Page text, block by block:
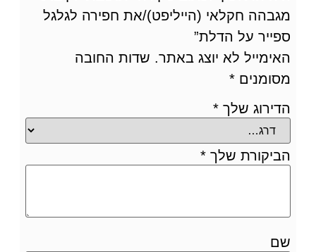
מגבהה חקלאי (הייליפט)/את חפירה לגלגל
ספייר על הדלת”
האימייל לא יוצג באתר. שדות החובה
מסומנים *
הדירוג שלך *
הביקורת שלך *
שם